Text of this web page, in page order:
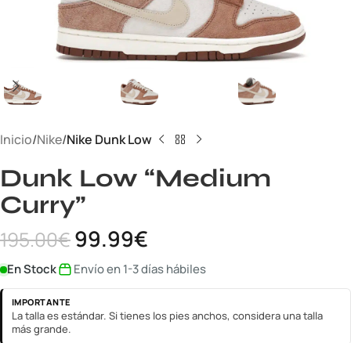
Inicio Nike Nike Dunk Low
Dunk Low “Medium
Curry”
195.00€99.99€
En Stock Envío en 1-3 días hábiles
IMPORTANTE
La talla es estándar. Si tienes los pies anchos, considera una talla
más grande.